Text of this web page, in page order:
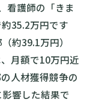
看護師の「きま
35.2万円です
約39.1万円）
月額で10万円近
人材獲得競争の
響した結果で